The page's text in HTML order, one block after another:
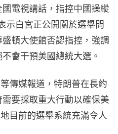
電視講話，指控中國操縱
示白宮正公開關於選舉問
頓大使館否認指控，強調
會干預美國總統大選。
傳媒報道，特朗普在長約
要採取重大行動以確保美
目前的選舉系統充滿令人